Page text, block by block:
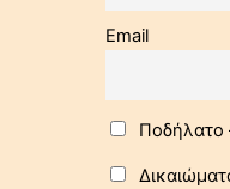
Email
Ποδήλατo